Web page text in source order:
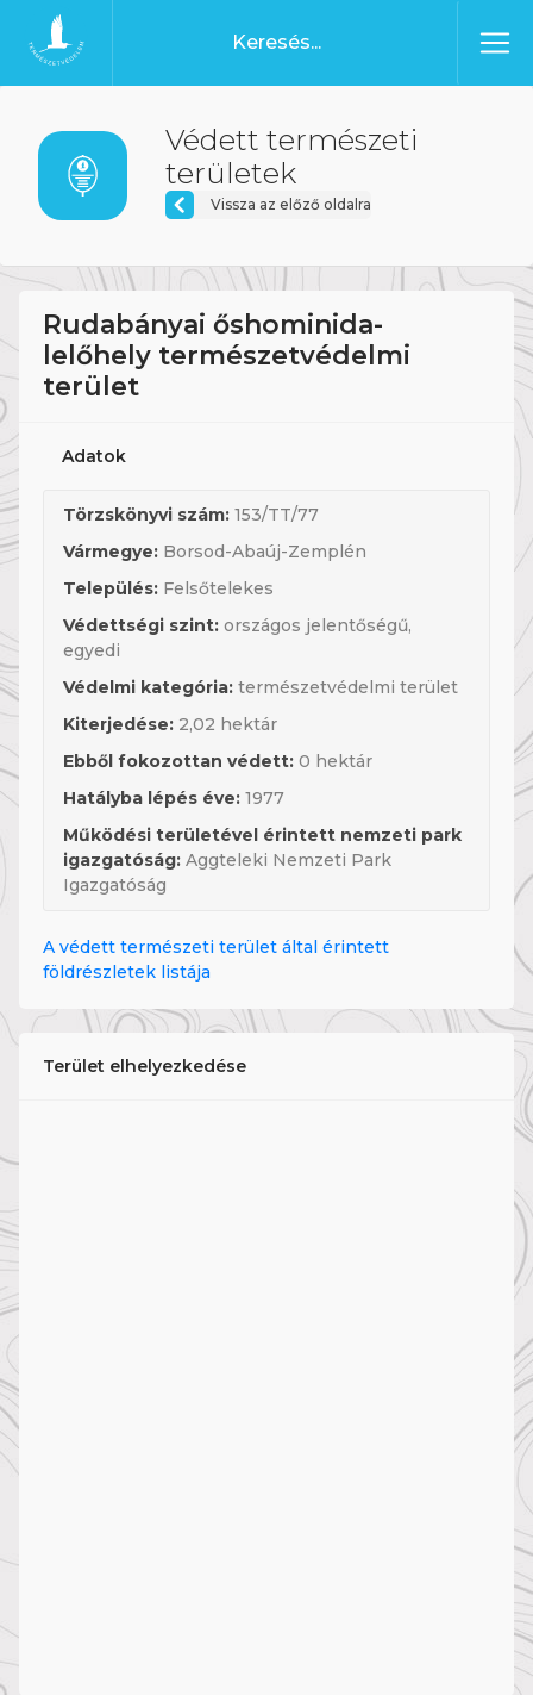
Ugrás a tartalomhoz
Főoldal
Védett természeti
területek
Vissza az előző oldalra
Rudabányai őshominida-
lelőhely természetvédelmi
terület
Adatok
Törzskönyvi szám: 153/TT/77
Vármegye: Borsod-Abaúj-Zemplén
Település: Felsőtelekes
Védettségi szint: országos jelentőségű,
egyedi
Védelmi kategória: természetvédelmi terület
Kiterjedése: 2,02 hektár
Ebből fokozottan védett: 0 hektár
Hatályba lépés éve: 1977
Működési területével érintett nemzeti park
igazgatóság: Aggteleki Nemzeti Park
Igazgatóság
A védett természeti terület által érintett
földrészletek listája
Terület elhelyezkedése